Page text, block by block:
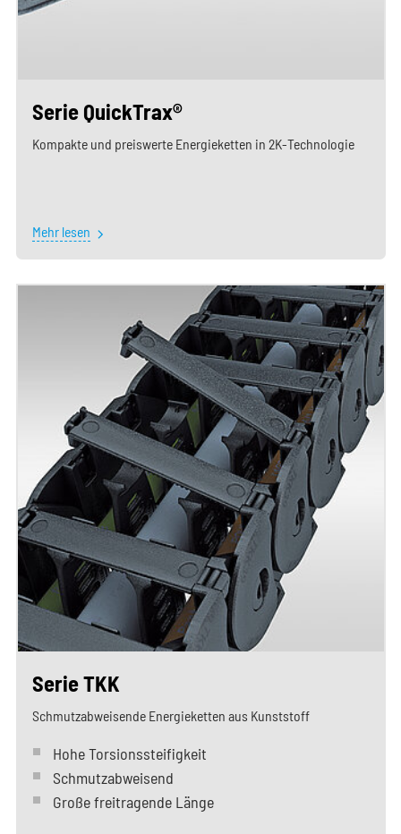
Serie QuickTrax®
Kompakte und preiswerte Energieketten in 2K-Technologie
Mehr lesen
Serie TKK
Schmutzabweisende Energieketten aus Kunststoff
Hohe Torsionssteifigkeit
Schmutzabweisend
Große freitragende Länge